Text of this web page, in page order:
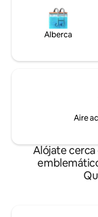
Alberca
Aire
Alójate cerca